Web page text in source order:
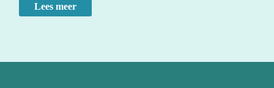
Lees meer